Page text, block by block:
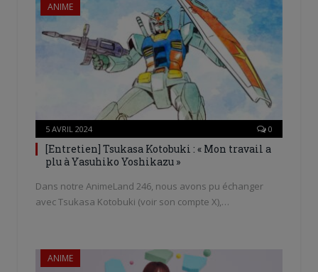
ANIME
5 AVRIL 2024 0
[Entretien] Tsukasa Kotobuki : « Mon travail a
plu à Yasuhiko Yoshikazu »
Dans notre AnimeLand 246, nous avons pu échanger
avec Tsukasa Kotobuki (voir son compte X),…
ANIME